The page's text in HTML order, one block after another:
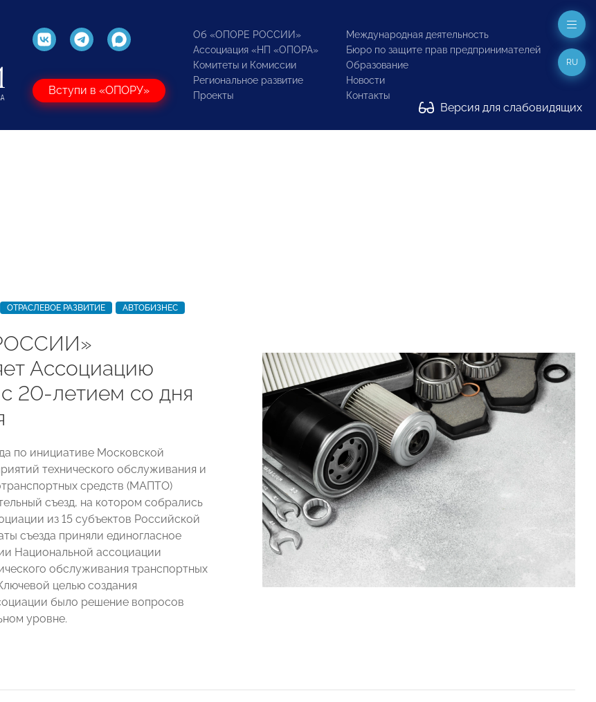
Вступи в «ОПОРУ»
Об «ОПОРЕ РОССИИ»
Ассоциация «НП «ОПОРА»
Комитеты и Комиссии
Региональное развитие
Проекты
Международная деятельность
Бюро по защите прав предпринимателей
Образование
Новости
Контакты
Версия для слабовидящих
RU
ОТРАСЛЕВОЕ РАЗВИТИЕ АВТОБИЗНЕС
Ассоциацию
20-летием со дня
по инициативе Московской
технического обслуживания и
средств (МАПТО)
съезд, на котором собрались
из 15 субъектов Российской
съезда приняли единогласное
Национальной ассоциации
обслуживания транспортных
целью создания
было решение вопросов
уровне.